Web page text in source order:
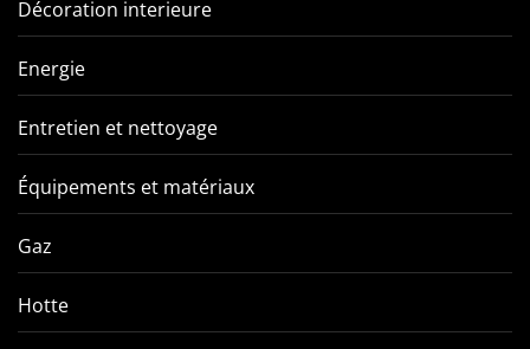
Décoration interieure
Energie
Entretien et nettoyage
Équipements et matériaux
Gaz
Hotte